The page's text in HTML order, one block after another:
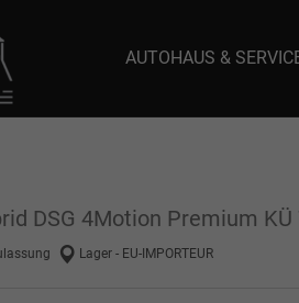
AUTOHAUS &
DSG 4Motion Premium
Lager - EU-IMPORTEUR